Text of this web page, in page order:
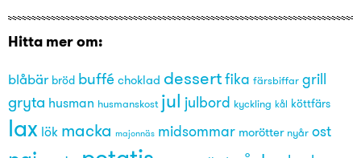
Hitta mer om:
blåbär bröd buffé choklad dessertfika färsbiffar grill
gryta husman husmanskost jul julbord kyckling kål köttfärs
lax lök macka majonnäs midsommar morötter nyår ost